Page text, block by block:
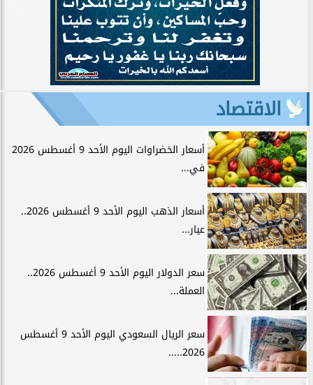
الاقتصاد
أسعار الخضراوات اليوم الأحد 9 أغسطس 2026
في...
أسعار الذهب اليوم الأحد 9 أغسطس 2026..
عيار...
سعر الدولار اليوم الأحد 9 أغسطس 2026..
العملة...
سعر الريال السعودي اليوم الأحد 9 أغسطس
2026.....